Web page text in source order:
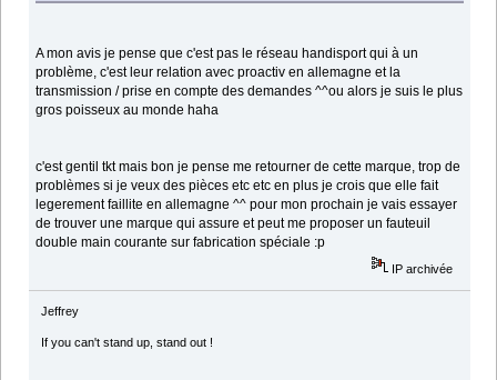
A mon avis je pense que c'est pas le réseau handisport qui à un
problème, c'est leur relation avec proactiv en allemagne et la
transmission / prise en compte des demandes ^^ou alors je suis le plus
gros poisseux au monde haha
c'est gentil tkt mais bon je pense me retourner de cette marque, trop de
problèmes si je veux des pièces etc etc en plus je crois que elle fait
legerement faillite en allemagne ^^ pour mon prochain je vais essayer
de trouver une marque qui assure et peut me proposer un fauteuil
double main courante sur fabrication spéciale :p
IP archivée
Jeffrey
If you can't stand up, stand out !